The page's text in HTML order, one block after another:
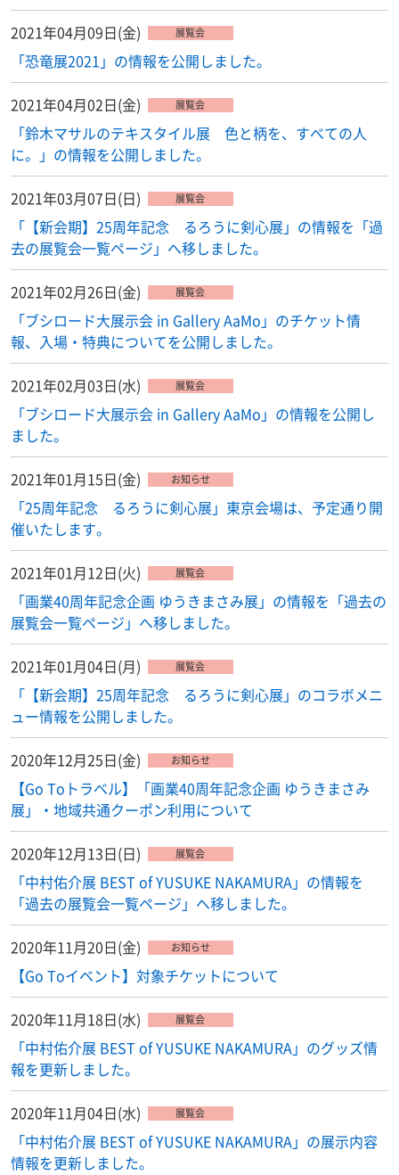
2021年04月09日(金) 展覧会
「恐竜展2021」の情報を公開しました。
2021年04月02日(金) 展覧会
「鈴木マサルのテキスタイル展 色と柄を、すべての人
に。」の情報を公開しました。
2021年03月07日(日) 展覧会
「【新会期】25周年記念 るろうに剣心展」の情報を「過
去の展覧会一覧ページ」へ移しました。
2021年02月26日(金) 展覧会
「ブシロード大展示会 in Gallery AaMo」のチケット情
報、入場・特典についてを公開しました。
2021年02月03日(水) 展覧会
「ブシロード大展示会 in Gallery AaMo」の情報を公開し
ました。
2021年01月15日(金) お知らせ
「25周年記念 るろうに剣心展」東京会場は、予定通り開
催いたします。
2021年01月12日(火) 展覧会
「画業40周年記念企画 ゆうきまさみ展」の情報を「過去の
展覧会一覧ページ」へ移しました。
2021年01月04日(月) 展覧会
「【新会期】25周年記念 るろうに剣心展」のコラボメニ
ュー情報を公開しました。
2020年12月25日(金) お知らせ
【Go Toトラベル】「画業40周年記念企画 ゆうきまさみ
展」・地域共通クーポン利用について
2020年12月13日(日) 展覧会
「中村佑介展 BEST of YUSUKE NAKAMURA」の情報を
「過去の展覧会一覧ページ」へ移しました。
2020年11月20日(金) お知らせ
【Go Toイベント】対象チケットについて
2020年11月18日(水) 展覧会
「中村佑介展 BEST of YUSUKE NAKAMURA」のグッズ情
報を更新しました。
2020年11月04日(水) 展覧会
「中村佑介展 BEST of YUSUKE NAKAMURA」の展示内容
情報を更新しました。